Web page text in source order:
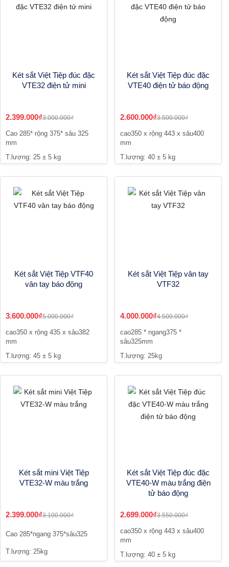
Két sắt Việt Tiệp đúc đặc
VTE32 điện tử mini
2.399.000₫3.000.000₫
Cao 285* rộng 375* sâu 325
mm
T.lượng: 25 ± 5 kg
Két sắt Việt Tiệp đúc đặc
VTE40 điện tử báo động
2.600.000₫3.500.000₫
cao350 x rộng 443 x sâu400
mm
T.lượng: 40 ± 5 kg
Két sắt Việt Tiệp VTF40
vân tay báo động
3.600.000₫5.000.000₫
cao350 x rộng 435 x sâu382
mm
T.lượng: 45 ± 5 kg
Két sắt Việt Tiệp vân tay
VTF32
4.000.000₫4.500.000₫
cao285 * ngang375 *
sâu325mm
T.lượng: 25kg
Két sắt mini Việt Tiệp
VTE32-W màu trắng
2.399.000₫3.100.000₫
Cao 285*ngang 375*sâu325
T.lượng: 25kg
Két sắt Việt Tiệp đúc đặc
VTE40-W màu trắng điện
tử báo động
2.699.000₫3.550.000₫
cao350 x rộng 443 x sâu400
mm
T.lượng: 40 ± 5 kg